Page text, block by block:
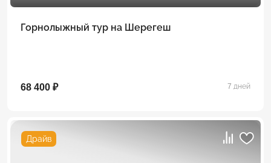
Горнолыжный тур на Шерегеш
68 400 ₽ 7 дней
Драйв